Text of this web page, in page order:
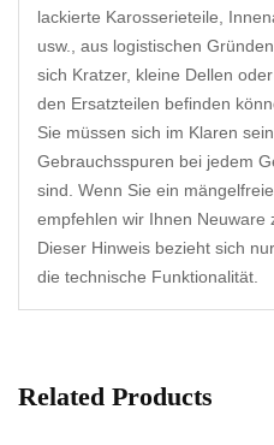
lackierte Karosserieteile,
usw., aus logistischen
sich Kratzer, kleine Dellen
den Ersatzteilen befinden
Sie müssen sich im Klaren
Gebrauchsspuren bei jedem
sind. Wenn Sie ein
empfehlen wir Ihnen Neuware
Dieser Hinweis bezieht sich
die technische Funktionalität.
Related Products